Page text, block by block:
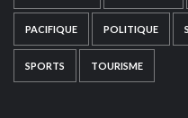
PACIFIQUE POLITIQUE
SPORTS TOURISME